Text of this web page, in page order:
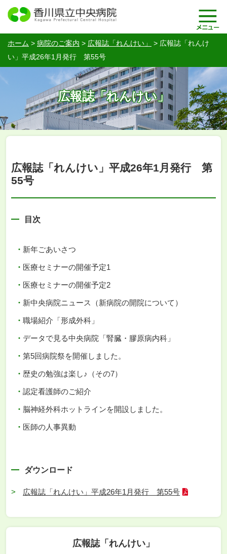
ホーム > 病院のご案内 > 広報誌「れんけい」 > 広報誌「れんけ
い」平成26年1月発行 第55号
広報誌「れんけい」
広報誌「れんけい」平成26年1月発行 第
55号
目次
新年ごあいさつ
医療セミナーの開催予定1
医療セミナーの開催予定2
新中央病院ニュース（新病院の開院について）
職場紹介「形成外科」
データで見る中央病院「腎臓・膠原病内科」
第5回病院祭を開催しました。
歴史の勉強は楽し♪（その7）
認定看護師のご紹介
脳神経外科ホットラインを開設しました。
医師の人事異動
ダウンロード
広報誌「れんけい」平成26年1月発行 第55号
広報誌「れんけい」